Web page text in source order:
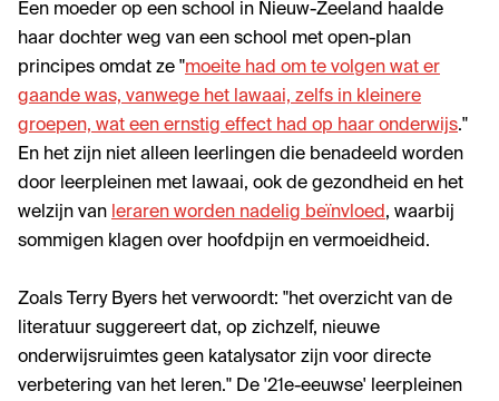
Een moeder op een school in Nieuw-Zeeland haalde
haar dochter weg van een school met open-plan
principes omdat ze "moeite had om te volgen wat er
gaande was, vanwege het lawaai, zelfs in kleinere
groepen, wat een ernstig effect had op haar onderwijs."
En het zijn niet alleen leerlingen die benadeeld worden
door leerpleinen met lawaai, ook de gezondheid en het
welzijn van leraren worden nadelig beïnvloed , waarbij
sommigen klagen over hoofdpijn en vermoeidheid.
Zoals Terry Byers het verwoordt: "het overzicht van de
literatuur suggereert dat, op zichzelf, nieuwe
onderwijsruimtes geen katalysator zijn voor directe
verbetering van het leren." De '21e-eeuwse' leerpleinen